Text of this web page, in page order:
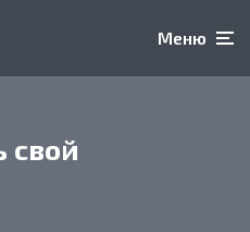
Меню
свой